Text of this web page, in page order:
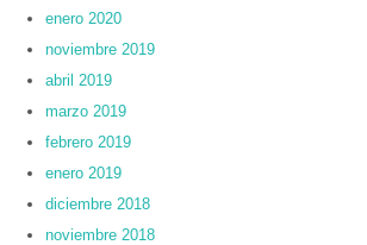
enero 2020
noviembre 2019
abril 2019
marzo 2019
febrero 2019
enero 2019
diciembre 2018
noviembre 2018